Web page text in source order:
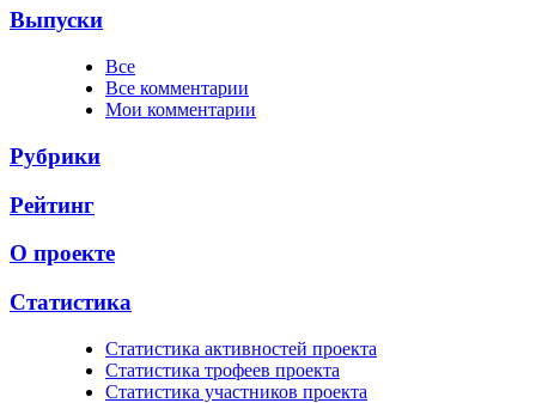
Выпуски
Все
Все комментарии
Мои комментарии
Рубрики
Рейтинг
О проекте
Статистика
Cтатистика активностей проекта
Cтатистика трофеев проекта
Cтатистика участников проекта